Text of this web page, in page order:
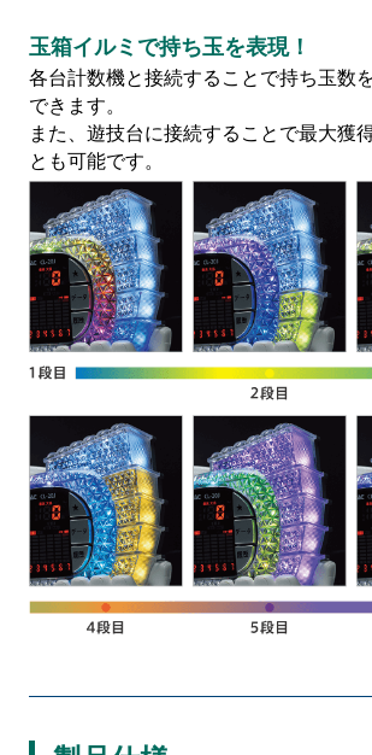
SDGs
設定
お楽しみ機能
左側メニュー
玉箱イルミで持ち玉を表現！
各台計数機と接続することで持ち玉数
できます。
また、遊技台に接続することで最大獲
とも可能です。